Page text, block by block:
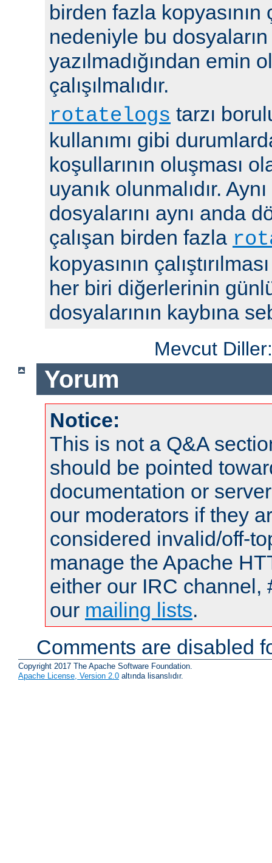
birden fazla kopyasının
nedeniyle bu
yazılmadığından emin
çalışılmalıdır.
rotatelogs tarzı
kullanımı gibi
koşullarının oluşması
uyanık olunmalıdır.
dosyalarını aynı anda
çalışan birden fazla
kopyasının
her biri diğerlerinin
dosyalarının kaybına
Mevcut
Yorum
Notice:
This is not a Q&A
should be pointed
documentation or
our moderators if they
considered invalid/off-
manage the Apache
either our IRC channel,
our mailing lists.
Comments are disabled
Copyright 2017 The Apache Software Foundation.
Apache License, Version 2.0 altında lisanslıdır.